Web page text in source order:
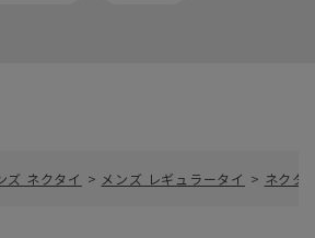
ズ ネクタイ > メンズ レギュラータイ > ネクタ